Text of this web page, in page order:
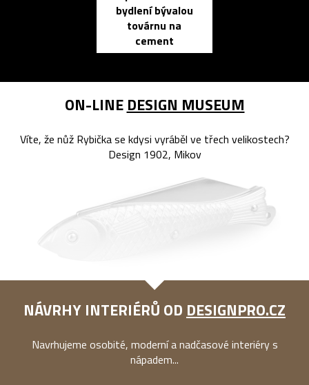
bydlení bývalou
továrnu na
cement
ON-LINE DESIGN MUSEUM
Víte, že nůž Rybička se kdysi vyráběl ve třech velikostech?
Design 1902, Mikov
NÁVRHY INTERIÉRŮ OD DESIGNPRO.CZ
Navrhujeme osobité, moderní a nadčasové interiéry s
nápadem...